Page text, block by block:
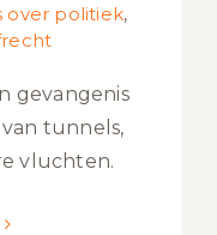
over politiek,
gevangenis
tunnels,
vluchten.